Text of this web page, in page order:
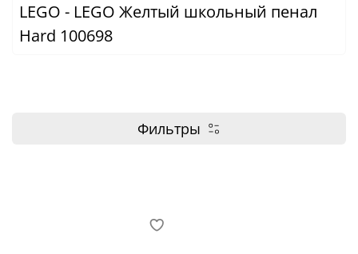
LEGO - LEGO Желтый школьный пенал
Hard 100698
Фильтры